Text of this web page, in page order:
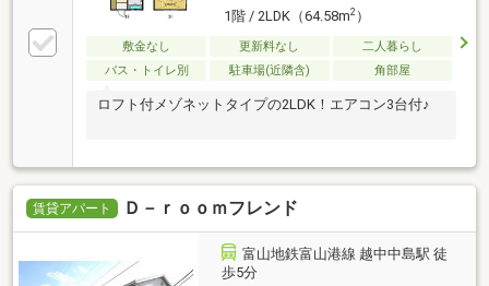
1階 / 2LDK（64.58m2）
敷金なし 更新料なし
二人暮らし
バス・トイレ別
駐車場(近隣含) 角部屋
ロフト付メゾネットタイプの2LDK！エアコン3台付♪
賃貸アパート Ｄ－ｒｏｏｍフレンド
富山地鉄富山港線 越中中島駅 徒
歩5分